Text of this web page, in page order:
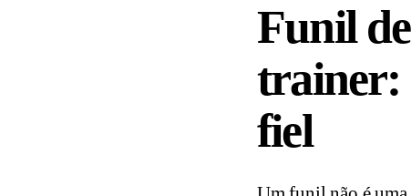
Funil
trainer:
fiel